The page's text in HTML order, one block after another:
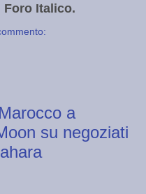
Foro Italico.
a
su negoziati